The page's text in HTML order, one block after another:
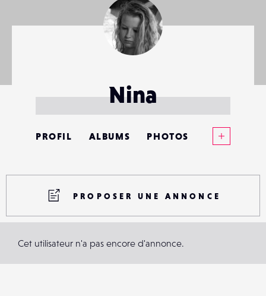
Nina
PROFIL ALBUMS PHOTOS
CONTACTS
ÉVÉNEMENTS
PROPOSER UNE ANNONCE
Cet utilisateur n'a pas encore d'annonce.